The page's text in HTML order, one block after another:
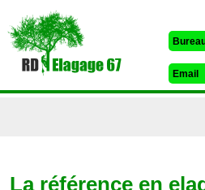
Email
La référence en